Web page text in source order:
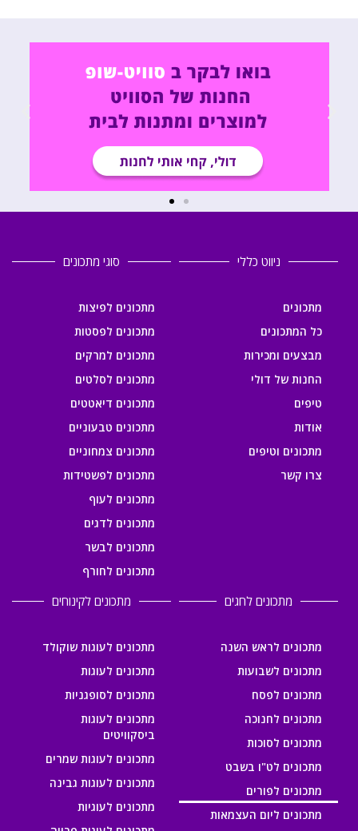
ניווט כללי
מתכונים
כל המתכונים
מבצעים ומכירות
החנות של דולי
טיפים
אודות
מתכונים וטיפים
צרו קשר
סוגי מתכונים
מתכונים לפיצות
מתכונים לפסטות
מתכונים למרקים
מתכונים לסלטים
מתכונים דיאטטים
מתכונים טבעוניים
מתכונים צמחוניים
מתכונים לפשטידות
מתכונים לעוף
מתכונים לדגים
מתכונים לבשר
מתכונים לחורף
מתכונים לחגים
מתכונים לראש השנה
מתכונים לשבועות
מתכונים לפסח
מתכונים לחנוכה
מתכונים לסוכות
מתכונים לט"ו בשבט
מתכונים לפורים
מתכונים ליום העצמאות
מתכונים לקינוחים
מתכונים לעוגות שוקולד
מתכונים לעוגות
מתכונים לסופגניות
מתכונים לעוגות
ביסקוויטים
מתכונים לעוגות שמרים
מתכונים לעוגות גבינה
מתכונים לעוגיות